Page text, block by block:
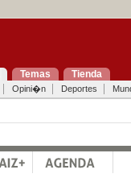
Temas Tienda
Opini�n Deportes